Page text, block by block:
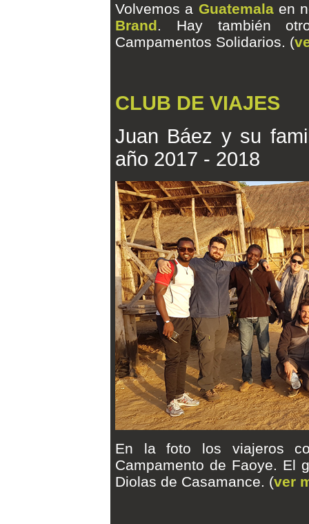
Volvemos a Guatemala en
Brand. Hay también
Campamentos Solidarios. (
CLUB DE VIAJES
Juan Báez y su
año 2017 - 2018
En la foto los viajeros
Campamento de Faoye. El
Diolas de Casamance. (ver